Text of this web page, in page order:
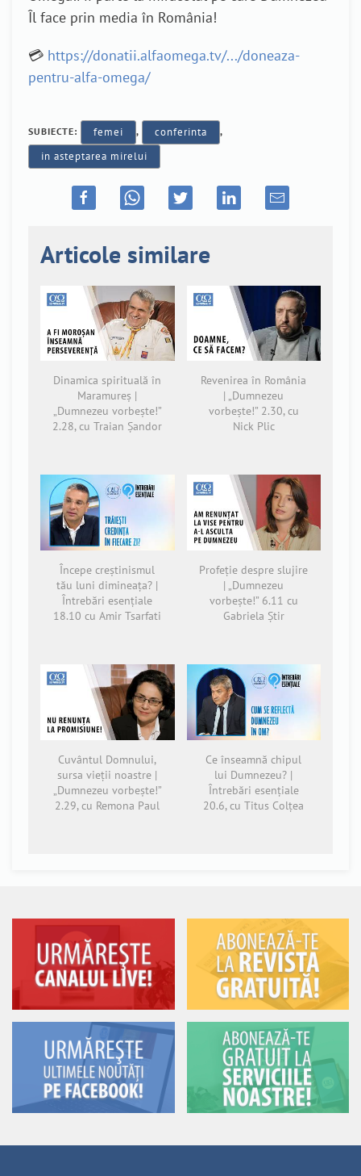
Îl face prin media în România!
💳 https://donatii.alfaomega.tv/.../doneaza-
pentru-alfa-omega/
SUBIECTE: femei , conferinta ,
in asteptarea mirelui
Articole similare
Dinamica spirituală în
Maramureș |
„Dumnezeu vorbește!”
2.28, cu Traian Șandor
Revenirea în România
| „Dumnezeu
vorbește!” 2.30, cu
Nick Plic
Începe creștinismul
tău luni dimineața? |
Întrebări esențiale
18.10 cu Amir Tsarfati
Profeție despre slujire
| „Dumnezeu
vorbește!” 6.11 cu
Gabriela Știr
Cuvântul Domnului,
sursa vieții noastre |
„Dumnezeu vorbește!”
2.29, cu Remona Paul
Ce înseamnă chipul
lui Dumnezeu? |
Întrebări esențiale
20.6, cu Titus Colțea